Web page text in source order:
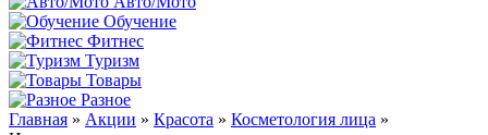
Обучение
Фитнес
Туризм
Товары
Разное
Главная » Акции » Красота » Косметология лица »